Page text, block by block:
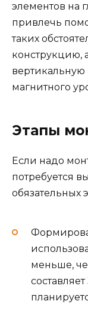
элементов на
привлечь
таких
конструкцию,
магнитного
Этапы
Если надо
потребуется
обязательных
меньше,